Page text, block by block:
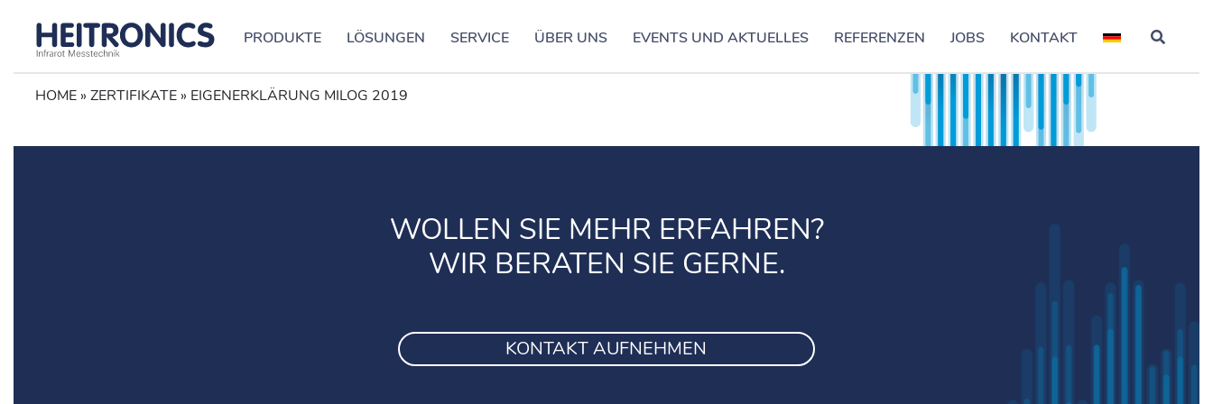
PRODUKTE LÖSUNGEN SERVICE ÜBER UNS EVENTS UND AKTUELLES REFERENZEN JOBS KONTAKT
HOME » ZERTIFIKATE » EIGENERKLÄRUNG MILOG 2019
WOLLEN SIE MEHR ERFAHREN?
WIR BERATEN SIE GERNE.
KONTAKT AUFNEHMEN